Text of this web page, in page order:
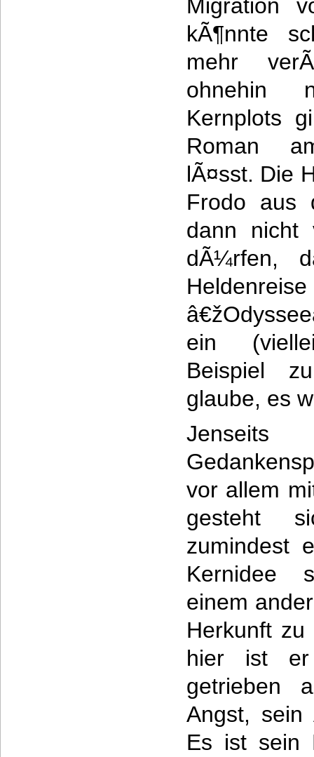
Migration
kÃ¶nnte
mehr
ohnehin
Kernplots
Roman
lÃ¤sst. Die
Frodo aus
dann nicht
dÃ¼rfen,
ein
Beispiel
glaube, es
vor allem
gesteht
zumindest
Kernidee
einem
Herkunft zu
hier ist er
getrieben
Angst, sein
Es ist sein